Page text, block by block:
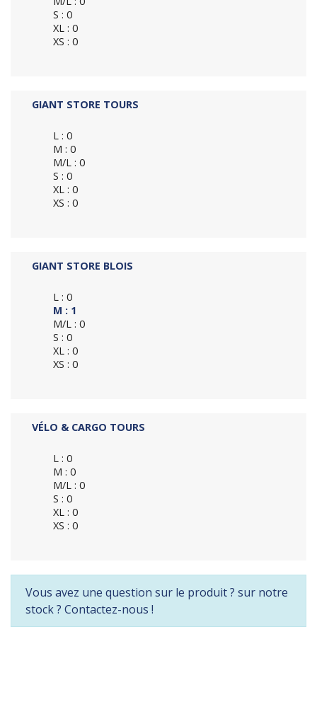
S : 0
XL : 0
XS : 0
GIANT STORE TOURS
L : 0
M : 0
M/L : 0
S : 0
XL : 0
XS : 0
GIANT STORE BLOIS
L : 0
M : 1
M/L : 0
S : 0
XL : 0
XS : 0
VÉLO & CARGO TOURS
L : 0
M : 0
M/L : 0
S : 0
XL : 0
XS : 0
Vous avez une question sur le produit ? sur notre
stock ? Contactez-nous !